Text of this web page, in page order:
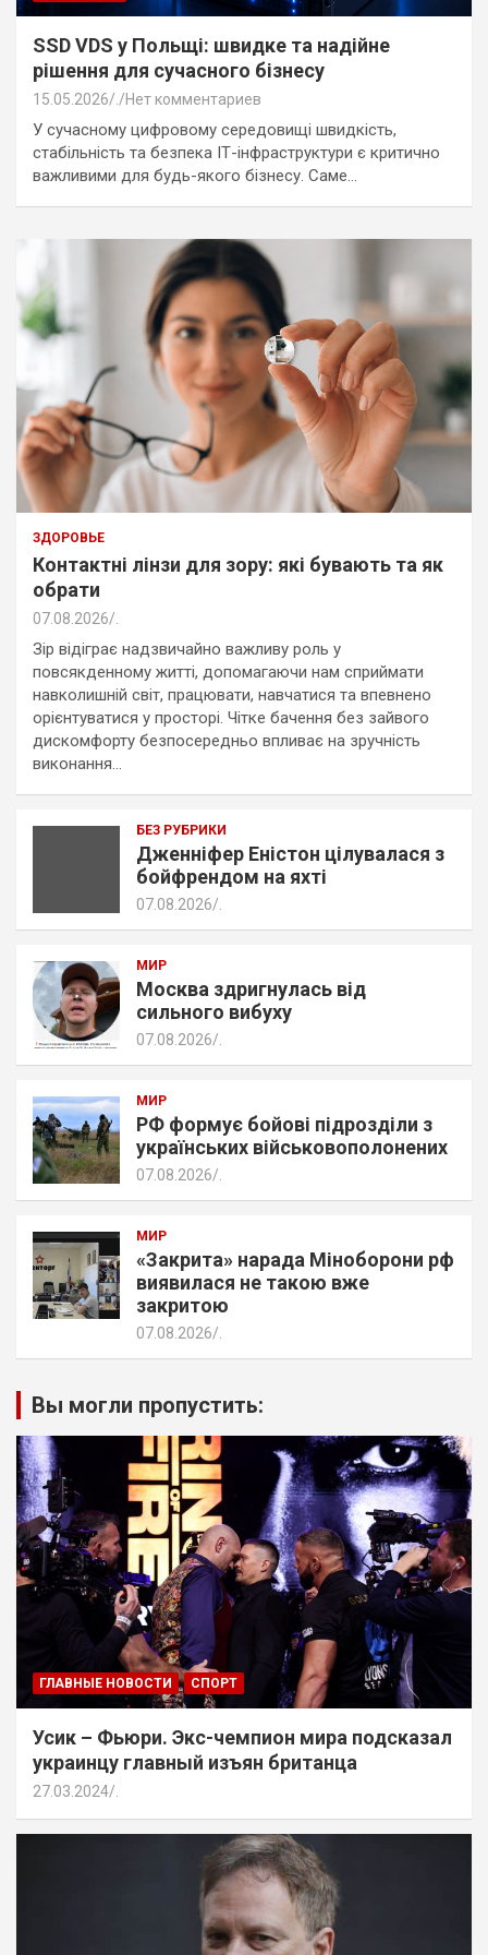
SSD VDS у Польщі: швидке та надійне
рішення для сучасного бізнесу
15.05.2026 Нет комментариев
У сучасному цифровому середовищі швидкість,
стабільність та безпека ІТ-інфраструктури є критично
важливими для будь-якого бізнесу. Саме…
ЗДОРОВЬЕ
Контактні лінзи для зору: які бувають та як
обрати
07.08.2026
Зір відіграє надзвичайно важливу роль у
повсякденному житті, допомагаючи нам сприймати
навколишній світ, працювати, навчатися та впевнено
орієнтуватися у просторі. Чітке бачення без зайвого
дискомфорту безпосередньо впливає на зручність
виконання…
БЕЗ РУБРИКИ
Дженніфер Еністон цілувалася з
бойфрендом на яхті
07.08.2026
МИР
Москва здригнулась від
сильного вибуху
07.08.2026
МИР
РФ формує бойові підрозділи з
українських військовополонених
07.08.2026
МИР
«Закрита» нарада Міноборони рф
виявилася не такою вже
закритою
07.08.2026
Вы могли пропустить:
ГЛАВНЫЕ НОВОСТИ СПОРТ
Усик – Фьюри. Экс-чемпион мира подсказал
украинцу главный изъян британца
27.03.2024 .